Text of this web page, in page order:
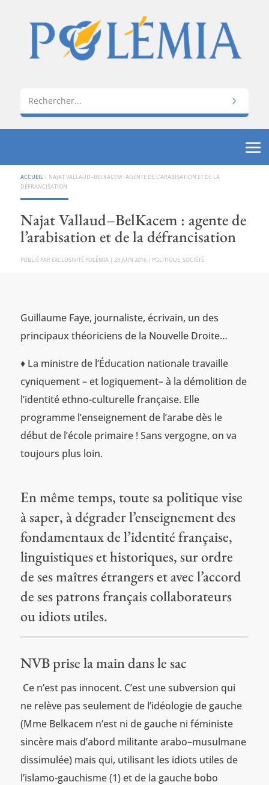
ACCUEIL | NAJAT VALLAUD–BELKACEM : AGENTE DE L’ARABISATION ET DE LA
DÉFRANCISATION
Najat Vallaud–BelKacem : agente de
l’arabisation et de la défrancisation
PAR EXCLUSIVITÉ POLÉMIA | 29 JUIN 2016| POLITIQUE, SOCIÉTÉ
Guillaume Faye, journaliste, écrivain, un des
principaux théoriciens de la Nouvelle Droite…
♦ La ministre de l’Éducation nationale travaille
cyniquement – et logiquement– à la démolition de
l’identité ethno-culturelle française. Elle
programme l’enseignement de l’arabe dès le
début de l’école primaire ! Sans vergogne, on va
toujours plus loin.
En même temps, toute sa politique vise
à saper, à dégrader l’enseignement des
fondamentaux de l’identité française,
linguistiques et historiques, sur ordre
de ses maîtres étrangers et avec l’accord
de ses patrons français collaborateurs
ou idiots utiles.
NVB prise la main dans le sac
Ce n’est pas innocent. C’est une subversion qui
ne relève pas seulement de l’idéologie de gauche
(Mme Belkacem n’est ni de gauche ni féministe
sincère mais d’abord militante arabo–musulmane
dissimulée) mais qui, utilisant les idiots utiles de
l’islamo-gauchisme (1) et de la gauche bobo